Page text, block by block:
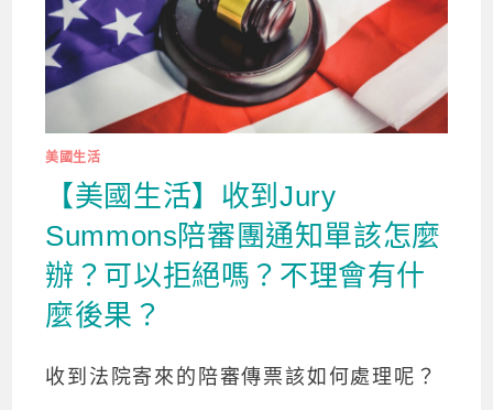
美國生活
【美國生活】收到Jury
Summons陪審團通知單該怎麼
辦？可以拒絕嗎？不理會有什
麼後果？
收到法院寄來的陪審傳票該如何處理呢？